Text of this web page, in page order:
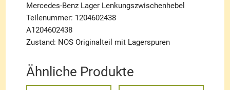
Mercedes-Benz Lager Lenkungszwischenhebel
Teilenummer: 1204602438
A1204602438
Zustand: NOS Originalteil mit Lagerspuren
Ähnliche Produkte